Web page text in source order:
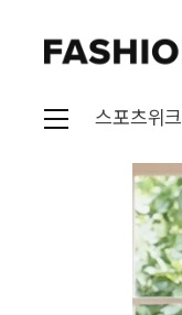
스포츠위크